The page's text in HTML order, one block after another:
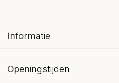
Informatie
Openingstijden